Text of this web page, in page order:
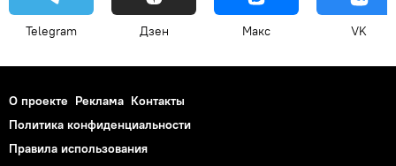
Telegram Дзен Макс VK
О проекте Реклама Контакты
Политика конфиденциальности
Правила использования